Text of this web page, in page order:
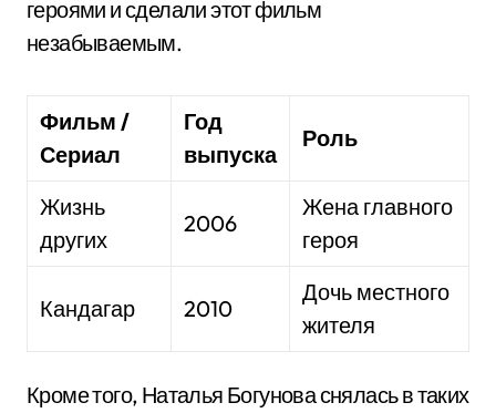
героями и сделали этот фильм
незабываемым.
Фильм /
Сериал
Год
выпуска
Роль
Жизнь
других
2006
Жена главного
героя
Кандагар 2010
Дочь местного
жителя
Кроме того, Наталья Богунова снялась в таких